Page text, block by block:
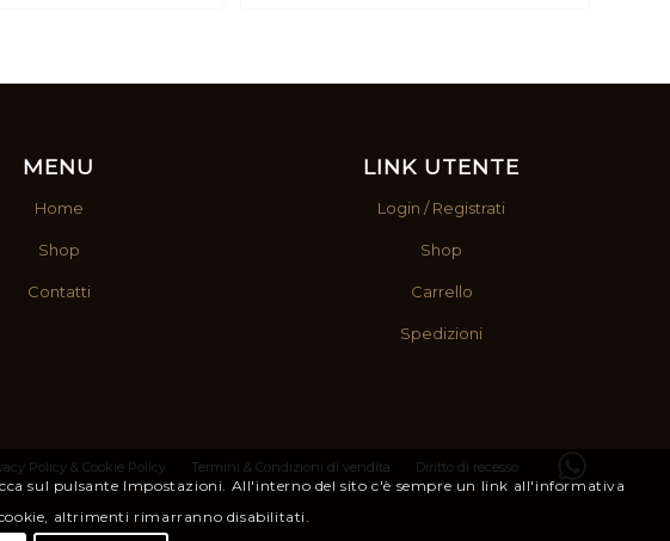
MENU
Home
Shop
Contatti
LINK UTENTE
Login / Registrati
Shop
Carrello
Spedizioni
Policy & Cookie Policy Termini & Condizioni di vendita Diritto di recesso
sul pulsante Impostazioni. All'interno del sito c'è sempre un link all'informativa
altrimenti rimarranno disabilitati.